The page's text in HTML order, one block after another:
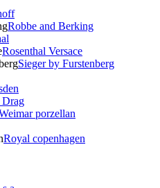
Robbe and Berking
Rosenthal Versace
Sieger by Furstenberg
Drag
porzellan
Royal copenhagen